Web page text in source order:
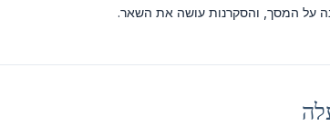
על המסך, והסקרנות עושה את השאר.